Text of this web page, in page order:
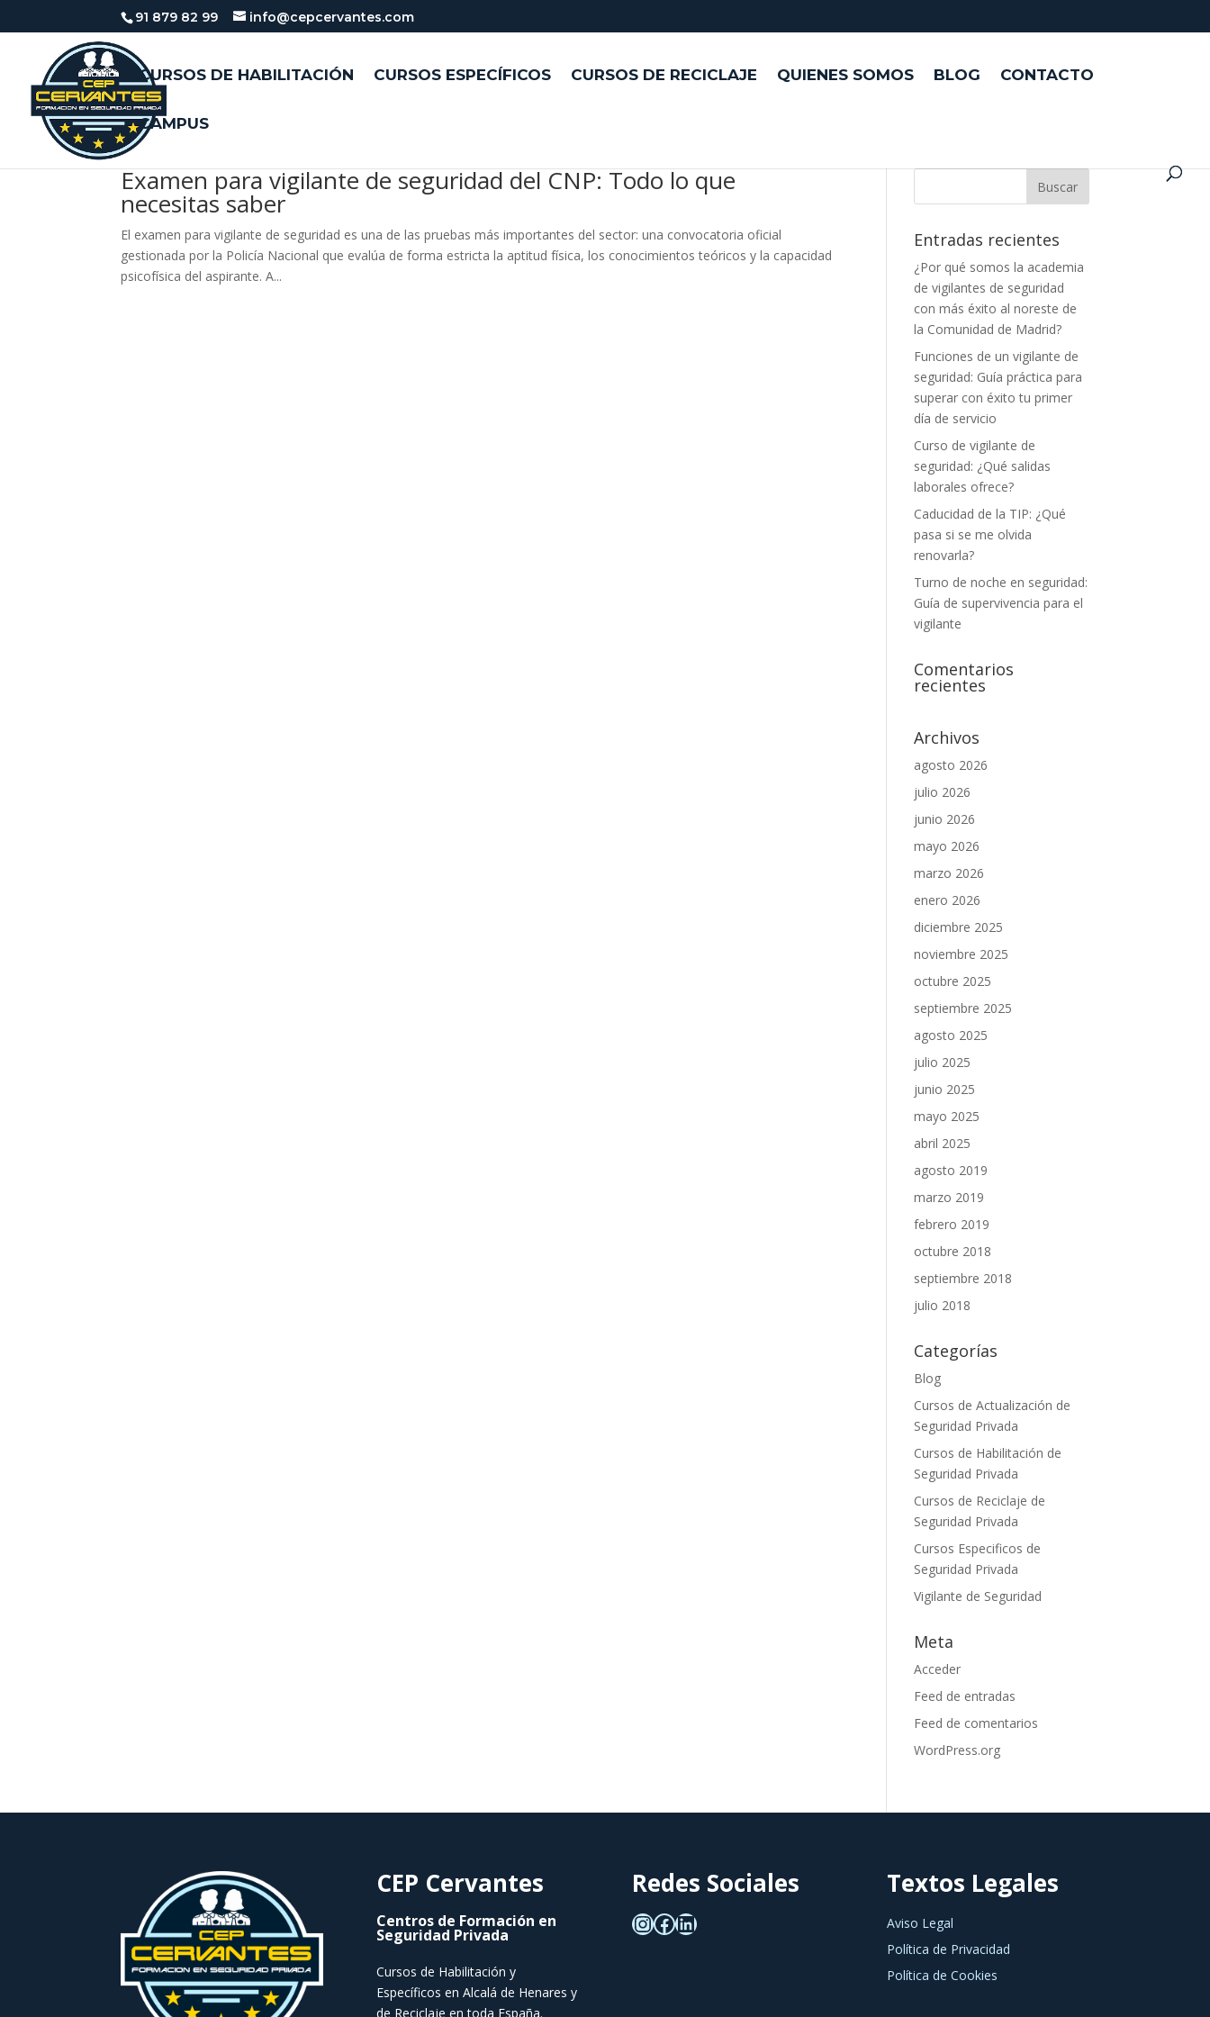
91 879 82 99 info@cepcervantes.com
CURSOS DE HABILITACIÓN CURSOS ESPECÍFICOS CURSOS DE RECICLAJE QUIENES SOMOS BLOG CONTACTO
CAMPUS
Examen para vigilante de seguridad del CNP: Todo lo que
necesitas saber
El examen para vigilante de seguridad es una de las pruebas más importantes del sector: una convocatoria oficial
gestionada por la Policía Nacional que evalúa de forma estricta la aptitud física, los conocimientos teóricos y la capacidad
psicofísica del aspirante. A...
Entradas recientes
¿Por qué somos la academia
de vigilantes de seguridad
con más éxito al noreste de
la Comunidad de Madrid?
Funciones de un vigilante de
seguridad: Guía práctica para
superar con éxito tu primer
día de servicio
Curso de vigilante de
seguridad: ¿Qué salidas
laborales ofrece?
Caducidad de la TIP: ¿Qué
pasa si se me olvida
renovarla?
Turno de noche en seguridad:
Guía de supervivencia para el
vigilante
Comentarios
recientes
Archivos
agosto 2026
julio 2026
junio 2026
mayo 2026
marzo 2026
enero 2026
diciembre 2025
noviembre 2025
octubre 2025
septiembre 2025
agosto 2025
julio 2025
junio 2025
mayo 2025
abril 2025
agosto 2019
marzo 2019
febrero 2019
octubre 2018
septiembre 2018
julio 2018
Categorías
Blog
Cursos de Actualización de
Seguridad Privada
Cursos de Habilitación de
Seguridad Privada
Cursos de Reciclaje de
Seguridad Privada
Cursos Especificos de
Seguridad Privada
Vigilante de Seguridad
Meta
Acceder
Feed de entradas
Feed de comentarios
WordPress.org
CEP Cervantes
Centros de Formación en
Seguridad Privada
Cursos de Habilitación y
Específicos en Alcalá de Henares y
de Reciclaje en toda España.
Redes Sociales Textos Legales
Aviso Legal
Política de Privacidad
Política de Cookies